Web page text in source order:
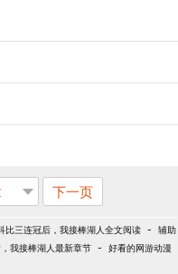
下一页
比三连冠后，我接棒湖人全文阅读 - 辅助
我接棒湖人最新章节 - 好看的网游动漫